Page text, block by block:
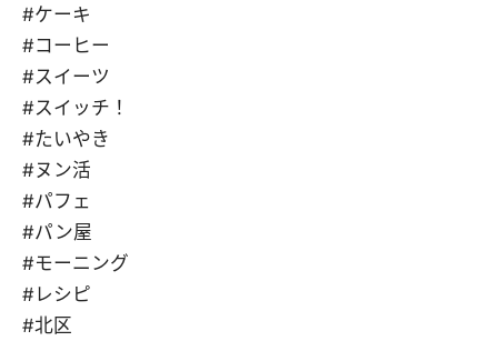
#ケーキ
#コーヒー
#スイーツ
#スイッチ！
#たいやき
#ヌン活
#パフェ
#パン屋
#モーニング
#レシピ
#北区